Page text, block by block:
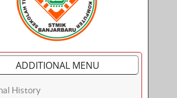
ADDITIONAL MENU
History